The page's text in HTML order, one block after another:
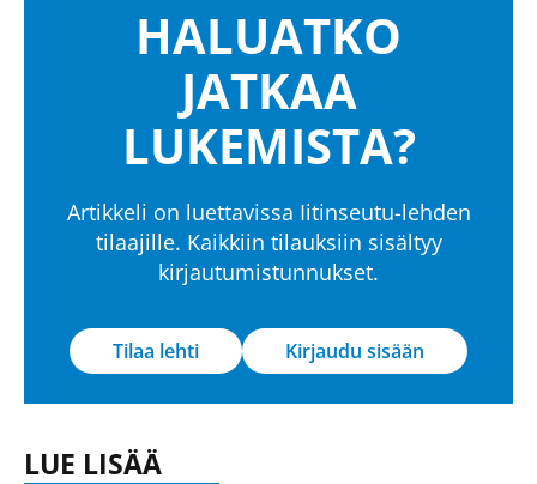
HALUATKO
JATKAA
LUKEMISTA?
Artikkeli on luettavissa Iitinseutu-lehden
tilaajille. Kaikkiin tilauksiin sisältyy
kirjautumistunnukset.
Tilaa lehti Kirjaudu sisään
LUE LISÄÄ